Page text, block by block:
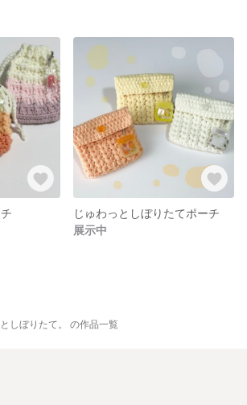
じゅわっとしぼりたてポーチ
展示中
しぼりたて。 の作品一覧